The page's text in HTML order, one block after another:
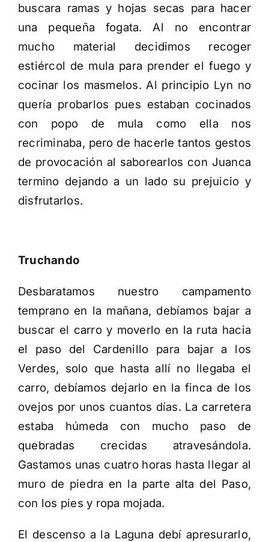
buscara ramas y hojas secas para hacer
una pequeña fogata. Al no encontrar
mucho material decidimos recoger
estiércol de mula para prender el fuego y
cocinar los masmelos. Al principio Lyn no
quería probarlos pues estaban cocinados
con popo de mula como ella nos
recriminaba, pero de hacerle tantos gestos
de provocación al saborearlos con Juanca
termino dejando a un lado su prejuicio y
disfrutarlos.
Truchando
Desbaratamos nuestro campamento
temprano en la mañana, debíamos bajar a
buscar el carro y moverlo en la ruta hacia
el paso del Cardenillo para bajar a los
Verdes, solo que hasta allí no llegaba el
carro, debíamos dejarlo en la finca de los
ovejos por unos cuantos días. La carretera
estaba húmeda con mucho paso de
quebradas crecidas atravesándola.
Gastamos unas cuatro horas hasta llegar al
muro de piedra en la parte alta del Paso,
con los pies y ropa mojada.
El descenso a la Laguna debí apresurarlo,